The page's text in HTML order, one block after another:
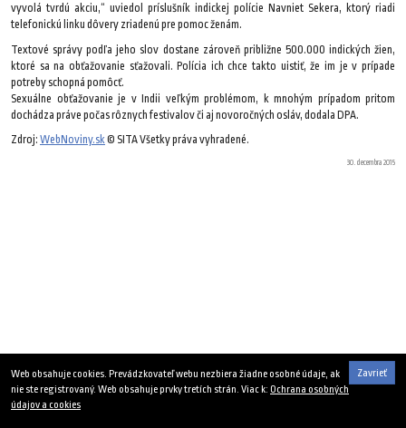
vyvolá tvrdú akciu,“ uviedol príslušník indickej polície Navniet Sekera, ktorý riadi
telefonickú linku dôvery zriadenú pre pomoc ženám.
Textové správy podľa jeho slov dostane zároveň približne 500.000 indických žien,
ktoré sa na obťažovanie sťažovali. Polícia ich chce takto uistiť, že im je v prípade
potreby schopná pomôcť.
Sexuálne obťažovanie je v Indii veľkým problémom, k mnohým prípadom pritom
dochádza práve počas rôznych festivalov či aj novoročných osláv, dodala DPA.
Zdroj: WebNoviny.sk© SITA Všetky práva vyhradené.
30. decembra 2015
Zavrieť
Web obsahuje cookies. Prevádzkovateľ webu nezbiera žiadne osobné údaje, ak
nie ste registrovaný. Web obsahuje prvky tretích strán. Viac k: Ochrana osobných
údajov a cookies